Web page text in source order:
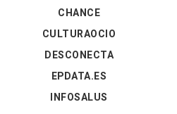
CHANCE
CULTURAOCIO
DESCONECTA
EPDATA.ES
INFOSALUS